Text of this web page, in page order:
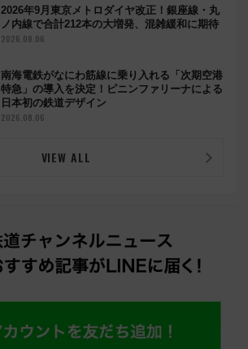
2026年9月東京メトロダイヤ改正！銀座線・丸
ノ内線で合計212本の大増発、混雑緩和に期待
2026.08.06
南海電鉄がなにわ筋線に乗り入れる「次期空港
特急」の導入を決定！ピニンファリーナによる
日本初の鉄道デザイン
2026.08.06
VIEW ALL